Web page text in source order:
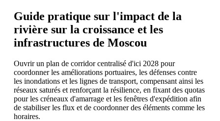
Guide pratique sur l'impact de la
rivière sur la croissance et les
infrastructures de Moscou
Ouvrir un plan de corridor centralisé d'ici 2028 pour
coordonner les améliorations portuaires, les défenses contre
les inondations et les lignes de transport, compensant ainsi les
réseaux saturés et renforçant la résilience, en fixant des quotas
pour les créneaux d'amarrage et les fenêtres d'expédition afin
de stabiliser les flux et de coordonner des éléments comme les
horaires.